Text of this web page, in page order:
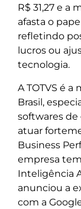
R$ 31,27 e a
afasta o
refletindo
lucros ou
tecnologia.
A TOTVS é
Brasil,
softwares de
atuar
Business
empresa
Inteligência
anunciou a
com a